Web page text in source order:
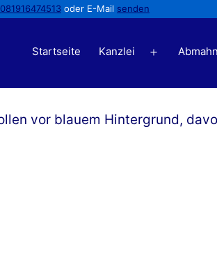
081916474513 oder E-Mail senden
Startseite Kanzlei
Menü